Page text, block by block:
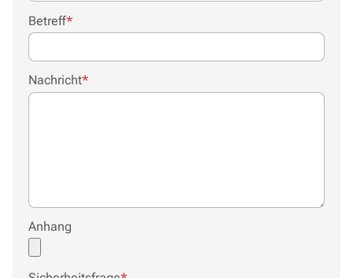
Pflichtfeld
Betreff*
Pflichtfeld
Nachricht*
Anhang